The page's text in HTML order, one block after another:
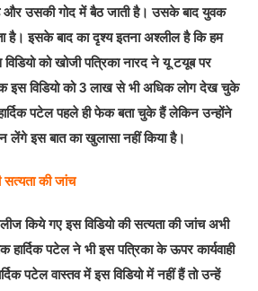
उसकी गोद में बैठ जाती है। उसके बाद युवक
है। इसके बाद का दृश्य इतना अश्लील है कि हम
को खोजी पत्रिका नारद ने यू टयूब पर
इस विडियो को 3 लाख से भी अधिक लोग देख चुके
पटेल पहले ही फेक बता चुके हैं लेकिन उन्होंने
लेंगे इस बात का खुलासा नहीं किया है।
सत्यता की जांच
किये गए इस विडियो की सत्यता की जांच अभी
हार्दिक पटेल ने भी इस पत्रिका के ऊपर कार्यवाही
पटेल वास्तव में इस विडियो में नहीं हैं तो उन्हें